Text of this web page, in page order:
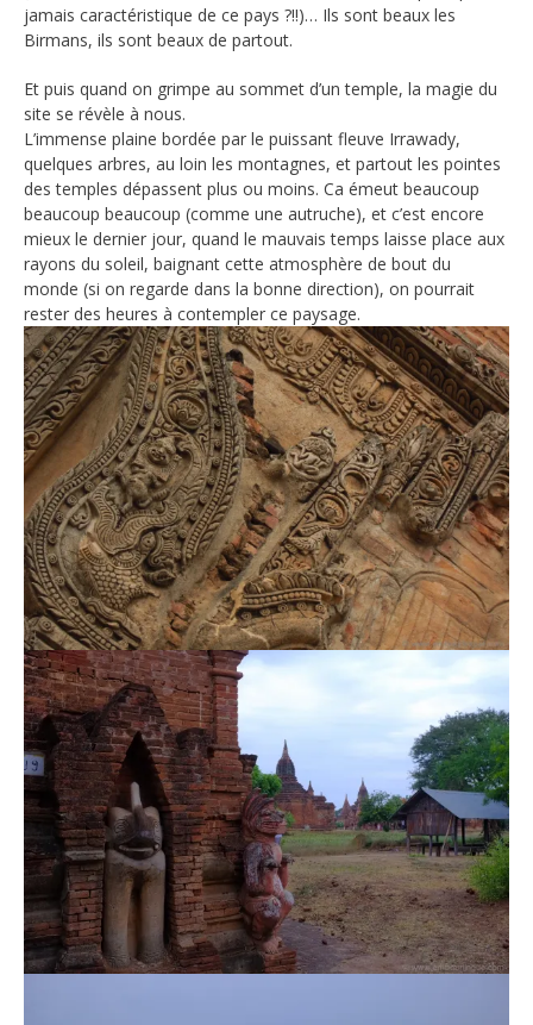
jamais caractéristique de ce pays ?!!)… Ils sont beaux les
Birmans, ils sont beaux de partout.
Et puis quand on grimpe au sommet d’un temple, la magie du
site se révèle à nous.
L’immense plaine bordée par le puissant fleuve Irrawady,
quelques arbres, au loin les montagnes, et partout les pointes
des temples dépassent plus ou moins. Ca émeut beaucoup
beaucoup beaucoup (comme une autruche), et c’est encore
mieux le dernier jour, quand le mauvais temps laisse place aux
rayons du soleil, baignant cette atmosphère de bout du
monde (si on regarde dans la bonne direction), on pourrait
rester des heures à contempler ce paysage.